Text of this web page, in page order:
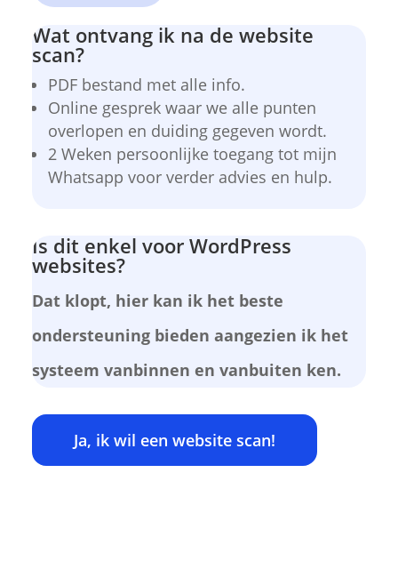
Wat ontvang ik na de website
scan?
PDF bestand met alle info.
Online gesprek waar we alle punten
overlopen en duiding gegeven wordt.
2 Weken persoonlijke toegang tot mijn
Whatsapp voor verder advies en hulp.
Is dit enkel voor WordPress
websites?
Dat klopt, hier kan ik het beste
ondersteuning bieden aangezien ik het
systeem vanbinnen en vanbuiten ken.
Ja, ik wil een website scan!